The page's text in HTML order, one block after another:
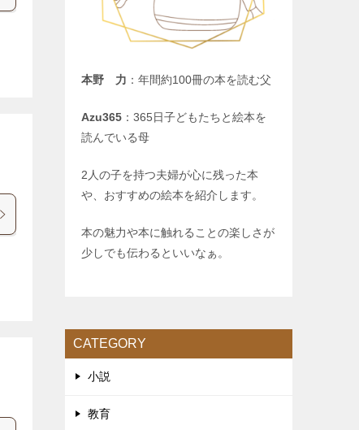
本野 力 ：年間約100冊の本を読む父
Azu365 ：365日子どもたちと絵本を
読んでいる母
2人の子を持つ夫婦が心に残った本
や、おすすめの絵本を紹介します。
本の魅力や本に触れることの楽しさが
少しでも伝わるといいなぁ。
CATEGORY
小説
教育